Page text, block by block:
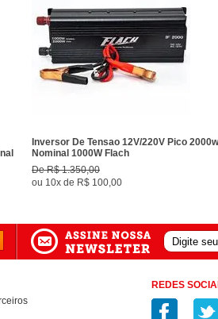
Inversor De Tensao 12V/220V Pico 2000w
Nominal 1000W Flach
DeR$ 1.350,00
ou 10x de R$ 100,00
REDES